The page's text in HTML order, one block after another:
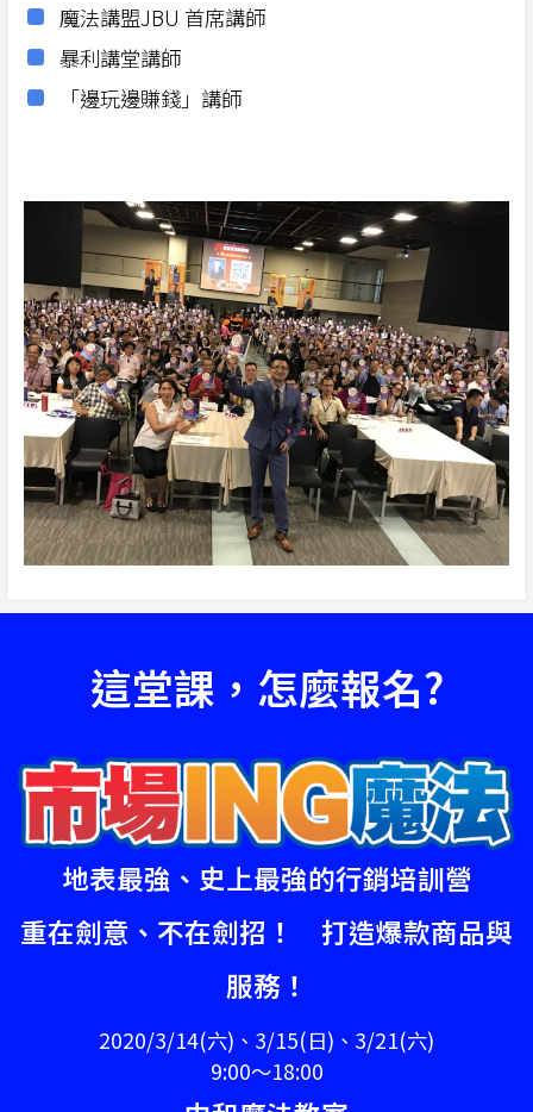
魔法講盟JBU 首席講師
暴利講堂講師
「邊玩邊賺錢」講師
這堂課，怎麼報名?
地表最強、史上最強的行銷培訓營
重在劍意、不在劍招！ 打造爆款商品與
服務！
2020/3/14(六)、3/15(日)、3/21(六)
9:00～18:00